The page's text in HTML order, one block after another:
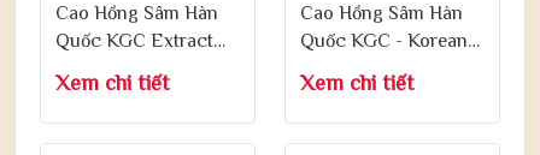
Cao Hồng Sâm Hàn
Quốc KGC Extract
Balance - Korean Red
Ginseng Extract
Balance 200g
Xem chi tiết
Cao Hồng Sâm Hàn
Quốc KGC - Korean
Red Ginseng Extract
100g
Xem chi tiết